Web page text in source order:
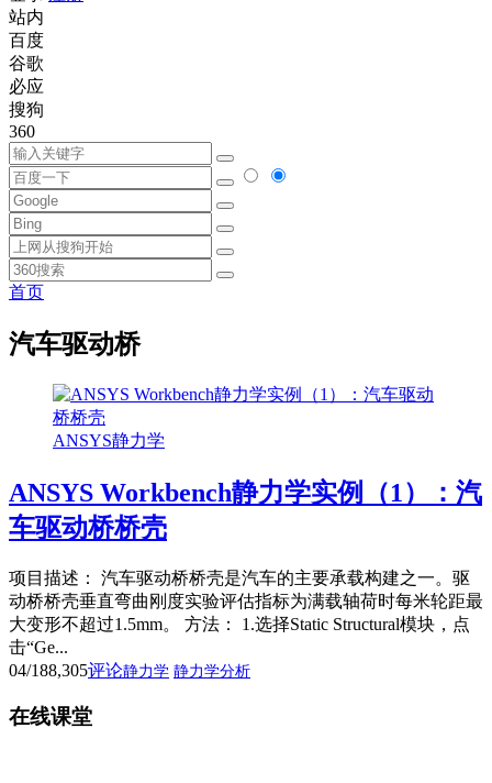
站内
百度
谷歌
必应
搜狗
360
首页
汽车驱动桥
ANSYS静力学
ANSYS Workbench静力学实例（1）：汽
车驱动桥桥壳
项目描述： 汽车驱动桥桥壳是汽车的主要承载构建之一。驱
动桥桥壳垂直弯曲刚度实验评估指标为满载轴荷时每米轮距最
大变形不超过1.5mm。 方法： 1.选择Static Structural模块，点
击“Ge...
04/188,305评论静力学 静力学分析
在线课堂